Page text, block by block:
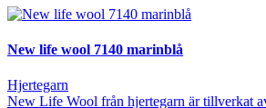
New life wool 7140 marinblå
Hjertegarn
New Life Wool från hjertegarn är tillverkat